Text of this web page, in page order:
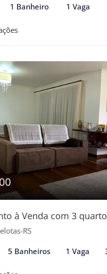
1 Banheiro 1 Vaga
à Venda com 3
RS
5 Banheiros 1 Vaga